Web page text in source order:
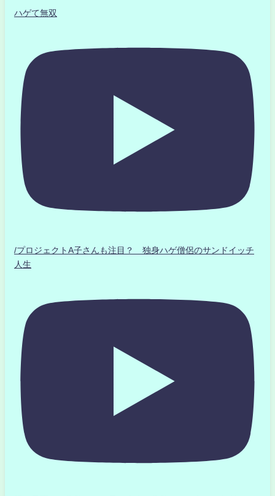
ハゲて無双
/プロジェクトA子さんも注目？ 独身ハゲ僧侶のサンドイッチ
人生